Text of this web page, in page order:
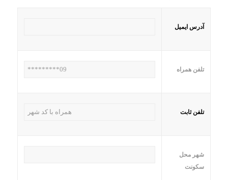
آدرس ایمیل
تلفن همراه
تلفن ثابت
شهر محل
سکونت